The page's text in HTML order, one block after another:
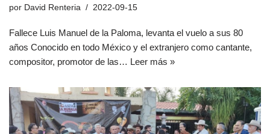
por David Renteria 2022-09-15
Fallece Luis Manuel de la Paloma, levanta el vuelo a sus 80
años Conocido en todo México y el extranjero como cantante,
compositor, promotor de las… Leer más »